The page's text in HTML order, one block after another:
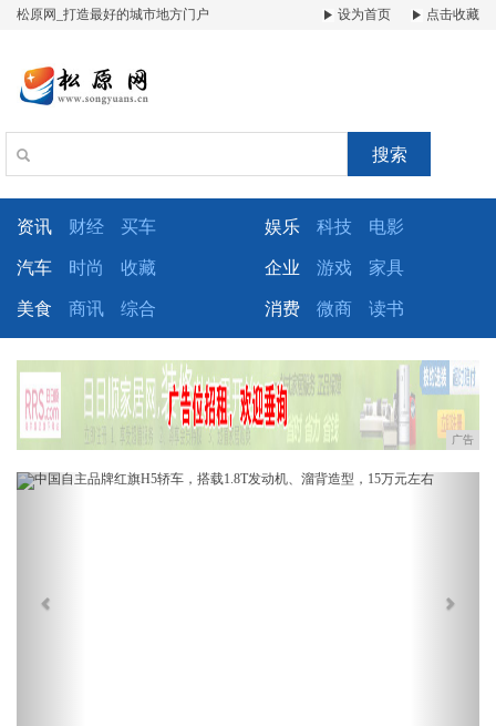
松原网_打造最好的城市地方门户 设为首页 点击收藏
搜索
资讯 财经 买车 娱乐 科技 电影
汽车 时尚 收藏 企业 游戏 家具
美食 商讯 综合 消费 微商 读书
广告
Previous